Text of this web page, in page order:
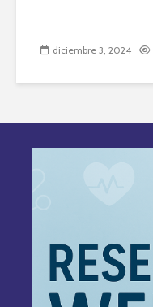
diciembre 3, 2024